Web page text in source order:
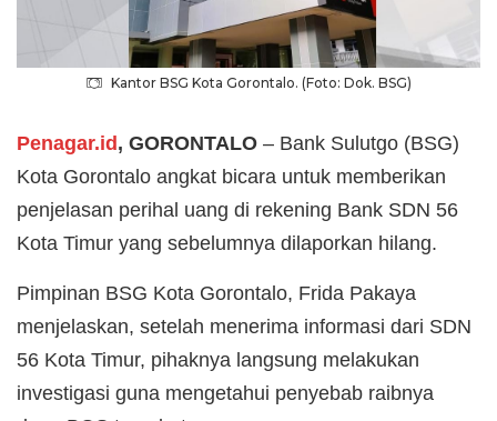
Kantor BSG Kota Gorontalo. (Foto: Dok. BSG)
Penagar.id , GORONTALO – Bank Sulutgo (BSG)
Kota Gorontalo angkat bicara untuk memberikan
penjelasan perihal uang di rekening Bank SDN 56
Kota Timur yang sebelumnya dilaporkan hilang.
Pimpinan BSG Kota Gorontalo, Frida Pakaya
menjelaskan, setelah menerima informasi dari SDN
56 Kota Timur, pihaknya langsung melakukan
investigasi guna mengetahui penyebab raibnya